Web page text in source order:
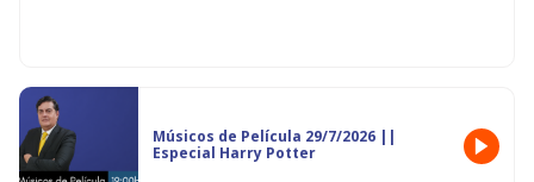
Músicos de Película 29/7/2026 ||
Especial Harry Potter